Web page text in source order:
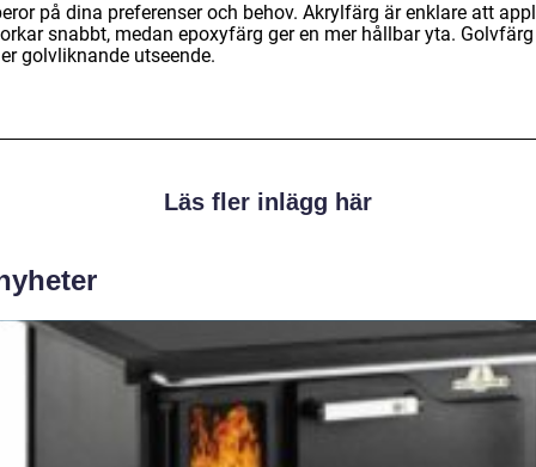
på dina preferenser och behov. Akrylfärg är enklare att
snabbt, medan epoxyfärg ger en mer hållbar yta.
golvliknande utseende.
Läs fler inlägg här